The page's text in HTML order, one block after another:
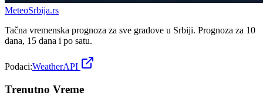
MeteoSrbija.rs
Tačna vremenska prognoza za sve gradove u Srbiji. Prognoza za 10
dana, 15 dana i po satu.
Podaci:WeatherAPI
Trenutno Vreme